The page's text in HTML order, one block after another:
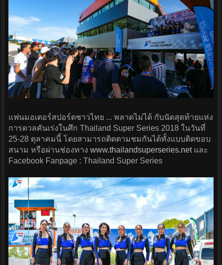
แฟนมอเตอร์สปอร์ตชาวไทย ... พลาดไม่ได้ กับนัดสุดท้ายแห่ง
การดวลคันเร่งในศึก Thailand Super Series 2018 ในวันที่
25-28 ตุลาคมนี้ โดยสามารถติดตามชมกันได้ทั้งแบบติดขอบ
สนาม หรือผ่านช่องทาง www.thailandsuperseries.netและ
Facebook Fanpage : Thailand Super Series